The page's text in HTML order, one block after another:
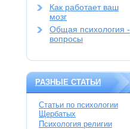
Как работает ваш
мозг
Общая психология -
вопросы
РАЗНЫЕ СТАТЬИ
Статьи по психологии
Щербатых
Психология религии